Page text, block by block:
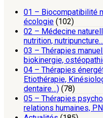
01 – Biocompatibilité
écologie (102)
02 – Médecine
nutrition,
03 – Thérapies
biokinergie,
04 – Thérapies
Etiothérapie,
dentaire…) (78)
05 – Thérapies
relations humaines,